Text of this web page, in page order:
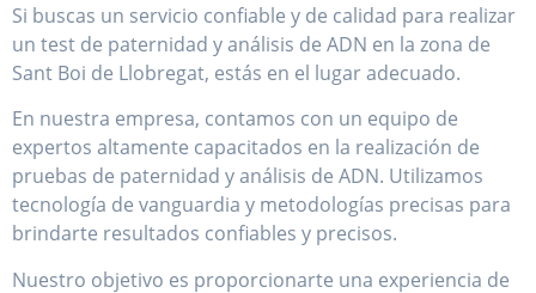
Si buscas un servicio confiable y de calidad para realizar
un test de paternidad y análisis de ADN en la zona de
Sant Boi de Llobregat, estás en el lugar adecuado.
En nuestra empresa, contamos con un equipo de
expertos altamente capacitados en la realización de
pruebas de paternidad y análisis de ADN. Utilizamos
tecnología de vanguardia y metodologías precisas para
brindarte resultados confiables y precisos.
Nuestro objetivo es proporcionarte una experiencia de